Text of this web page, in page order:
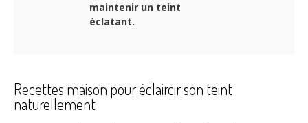
maintenir un teint
éclatant.
Recettes maison pour éclaircir son teint
naturellement